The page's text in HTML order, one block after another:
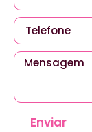
Enviar